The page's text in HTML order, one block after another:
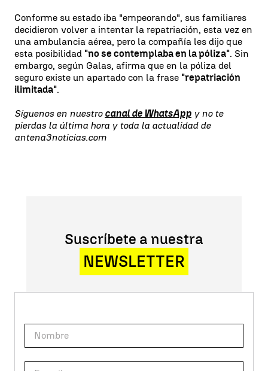
Conforme su estado iba "empeorando", sus familiares
decidieron volver a intentar la repatriación, esta vez en
una ambulancia aérea, pero la compañía les dijo que
esta posibilidad "no se contemplaba en la póliza". Sin
embargo, según Galas, afirma que en la póliza del
seguro existe un apartado con la frase "repatriación
ilimitada".
Síguenos en nuestro canal de WhatsApp y no te
pierdas la última hora y toda la actualidad de
antena3noticias.com
Suscríbete a nuestra
NEWSLETTER